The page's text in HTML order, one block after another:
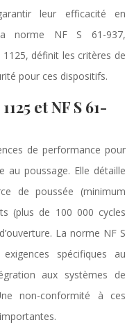
leur efficacité en
norme NF S 61-937,
définit les critères de
pour ces dispositifs.
et NF S 61-
de performance pour
au poussage. Elle détaille
de poussée (minimum
(plus de 100 000 cycles
La norme NF S
spécifiques au
aux systèmes de
non-conformité à ces